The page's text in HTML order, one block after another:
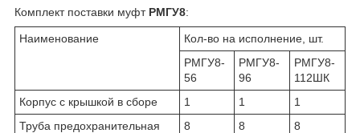
Комплект поставки муфт РМГУ8:
Наименование
Кол-во на исполнение, шт.
РМГУ8-
56
РМГУ8-
96
РМГУ8-
112ШК
Корпус с крышкой в сборе
1 1
1
Труба предохранительная
8 8 8